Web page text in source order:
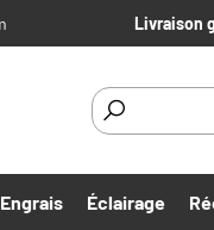
Livraison
Engrais Éclairage